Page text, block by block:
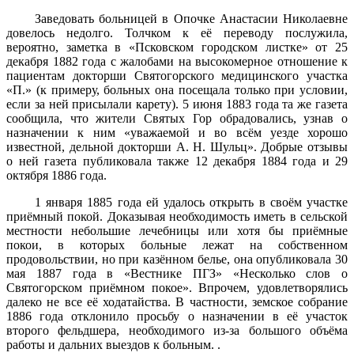
Заведовать больницей в Опочке Анастасии Николаевне
довелось недолго. Толчком к её переводу послужила,
вероятно, заметка в «Псковском городском листке» от 25
декабря 1882 года с жалобами на высокомерное отношение к
пациентам докторши Святогорского медицинского участка
«П.» (к примеру, больных она посещала только при условии,
если за ней присылали карету). 5 июня 1883 года та же газета
сообщила, что жители Святых Гор обрадовались, узнав о
назначении к ним «уважаемой и во всём уезде хорошо
известной, дельной докторши А. Н. Шульц». Добрые отзывы
о ней газета публиковала также 12 декабря 1884 года и 29
октября 1886 года.
1 января 1885 года ей удалось открыть в своём участке
приёмный покой. Доказывая необходимость иметь в сельской
местности небольшие лечебницы или хотя бы приёмные
покои, в которых больные лежат на собственном
продовольствии, но при казённом белье, она опубликовала 30
мая 1887 года в «Вестнике ПГЗ» «Несколько слов о
Святогорском приёмном покое». Впрочем, удовлетворялись
далеко не все её ходатайства. В частности, земское собрание
1886 года отклонило просьбу о назначении в её участок
второго фельдшера, необходимого из-за большого объёма
работы и дальних выездов к больным. .